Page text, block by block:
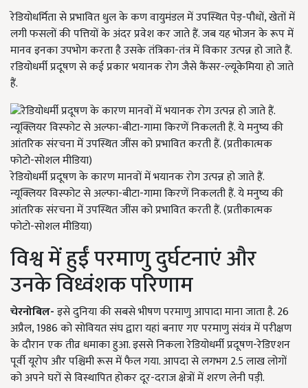
रेडियोधर्मिता से प्रभावित धुल के कण वायुमंडल में उपस्थित पेड़-पौधों, खेतों में
लगी फसलों की पत्तियों के अंदर प्रवेश कर जाते हैं. जब यह भोजन के रूप में
मानव इनका उपभोग करता है उसके तंत्रिका-तंत्र में विकार उत्पन्न हो जाते हैं.
रडियोधर्मी प्रदूषण से कई प्रकार भयानक रोग जैसे कैंसर-ल्यूकेमिया हो जाते
हैं.
रेडियोधर्मी प्रदूषण के कारण मानवों में भयानक रोग उत्पन्न हो जाते हैं.
न्यूक्लियर विस्फोट से अल्फा-बीटा-गामा किरणें निकलती हैं. ये मनुष्य की
आंतरिक संरचना में उपस्थित जींस को प्रभावित करती हैं. (प्रतीकात्मक
फोटो-सोशल मीडिया)
विश्व में हुईं परमाणु दुर्घटनाएं और
उनके विध्वंशक परिणाम
चेरनोबिल-इसे दुनिया की सबसे भीषण परमाणु आपादा माना जाता है. 26
अप्रैल, 1986 को सोवियत संघ द्वारा यहां बनाए गए परमाणु संयंत्र में परीक्षण
के दौरान एक तीव्र धमाका हुआ. इससे निकला रेडियोधर्मी प्रदूषण-रेडिएशन
पूर्वी यूरोप और पश्चिमी रूस में फैल गया. आपदा से लगभग 2.5 लाख लोगों
को अपने घरों से विस्थापित होकर दूर-दराज क्षेत्रों में शरण लेनी पड़ी.